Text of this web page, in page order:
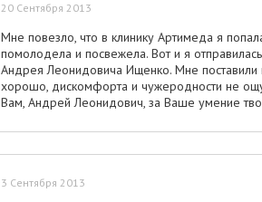
20 Сентября 2013
Мне повезло, что в клинику Артимеда я
помолодела и посвежела. Вот и я
Андрея Леонидовича Ищенко. Мне
хорошо, дискомфорта и чужеродности не
Вам, Андрей Леонидович, за Ваше умение
3 Сентября 2013